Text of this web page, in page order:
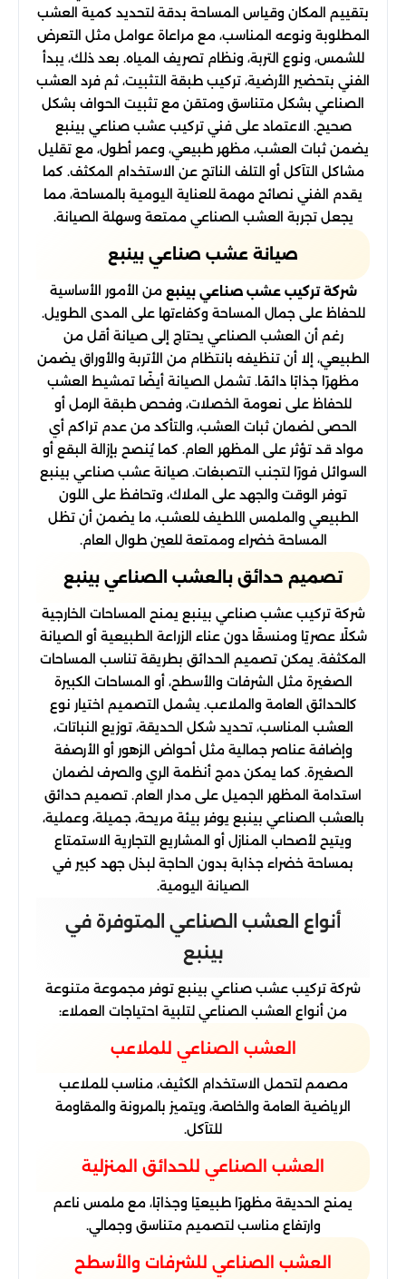
بتقييم المكان وقياس المساحة بدقة لتحديد كمية العشب
المطلوبة ونوعه المناسب، مع مراعاة عوامل مثل التعرض
للشمس، ونوع التربة، ونظام تصريف المياه. بعد ذلك، يبدأ
الفني بتحضير الأرضية، تركيب طبقة التثبيت، ثم فرد العشب
الصناعي بشكل متناسق ومتقن مع تثبيت الحواف بشكل
صحيح. الاعتماد على فني تركيب عشب صناعي بينبع
يضمن ثبات العشب، مظهر طبيعي، وعمر أطول، مع تقليل
مشاكل التآكل أو التلف الناتج عن الاستخدام المكثف. كما
يقدم الفني نصائح مهمة للعناية اليومية بالمساحة، مما
يجعل تجربة العشب الصناعي ممتعة وسهلة الصيانة.
صيانة عشب صناعي بينبع
شركة تركيب عشب صناعي بينبع من الأمور الأساسية
للحفاظ على جمال المساحة وكفاءتها على المدى الطويل.
رغم أن العشب الصناعي يحتاج إلى صيانة أقل من
الطبيعي، إلا أن تنظيفه بانتظام من الأتربة والأوراق يضمن
مظهرًا جذابًا دائمًا. تشمل الصيانة أيضًا تمشيط العشب
للحفاظ على نعومة الخصلات، وفحص طبقة الرمل أو
الحصى لضمان ثبات العشب، والتأكد من عدم تراكم أي
مواد قد تؤثر على المظهر العام. كما يُنصح بإزالة البقع أو
السوائل فورًا لتجنب التصبغات. صيانة عشب صناعي بينبع
توفر الوقت والجهد على الملاك، وتحافظ على اللون
الطبيعي والملمس اللطيف للعشب، ما يضمن أن تظل
المساحة خضراء وممتعة للعين طوال العام.
تصميم حدائق بالعشب الصناعي بينبع
شركة تركيب عشب صناعي بينبع يمنح المساحات الخارجية
شكلًا عصريًا ومنسقًا دون عناء الزراعة الطبيعية أو الصيانة
المكثفة. يمكن تصميم الحدائق بطريقة تناسب المساحات
الصغيرة مثل الشرفات والأسطح، أو المساحات الكبيرة
كالحدائق العامة والملاعب. يشمل التصميم اختيار نوع
العشب المناسب، تحديد شكل الحديقة، توزيع النباتات،
وإضافة عناصر جمالية مثل أحواض الزهور أو الأرصفة
الصغيرة. كما يمكن دمج أنظمة الري والصرف لضمان
استدامة المظهر الجميل على مدار العام. تصميم حدائق
بالعشب الصناعي بينبع يوفر بيئة مريحة، جميلة، وعملية،
ويتيح لأصحاب المنازل أو المشاريع التجارية الاستمتاع
بمساحة خضراء جذابة بدون الحاجة لبذل جهد كبير في
الصيانة اليومية.
أنواع العشب الصناعي المتوفرة في
بينبع
شركة تركيب عشب صناعي بينبع توفر مجموعة متنوعة
من أنواع العشب الصناعي لتلبية احتياجات العملاء:
العشب الصناعي للملاعب
مصمم لتحمل الاستخدام الكثيف، مناسب للملاعب
الرياضية العامة والخاصة، ويتميز بالمرونة والمقاومة
للتآكل.
العشب الصناعي للحدائق المنزلية
يمنح الحديقة مظهرًا طبيعيًا وجذابًا، مع ملمس ناعم
وارتفاع مناسب لتصميم متناسق وجمالي.
العشب الصناعي للشرفات والأسطح